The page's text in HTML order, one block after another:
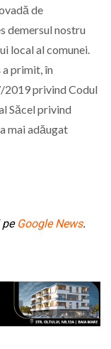
de
demersul nostru
local al comunei.
primit, în
2019 privind Codul
Săcel privind
mai adăugat
pe Google News.